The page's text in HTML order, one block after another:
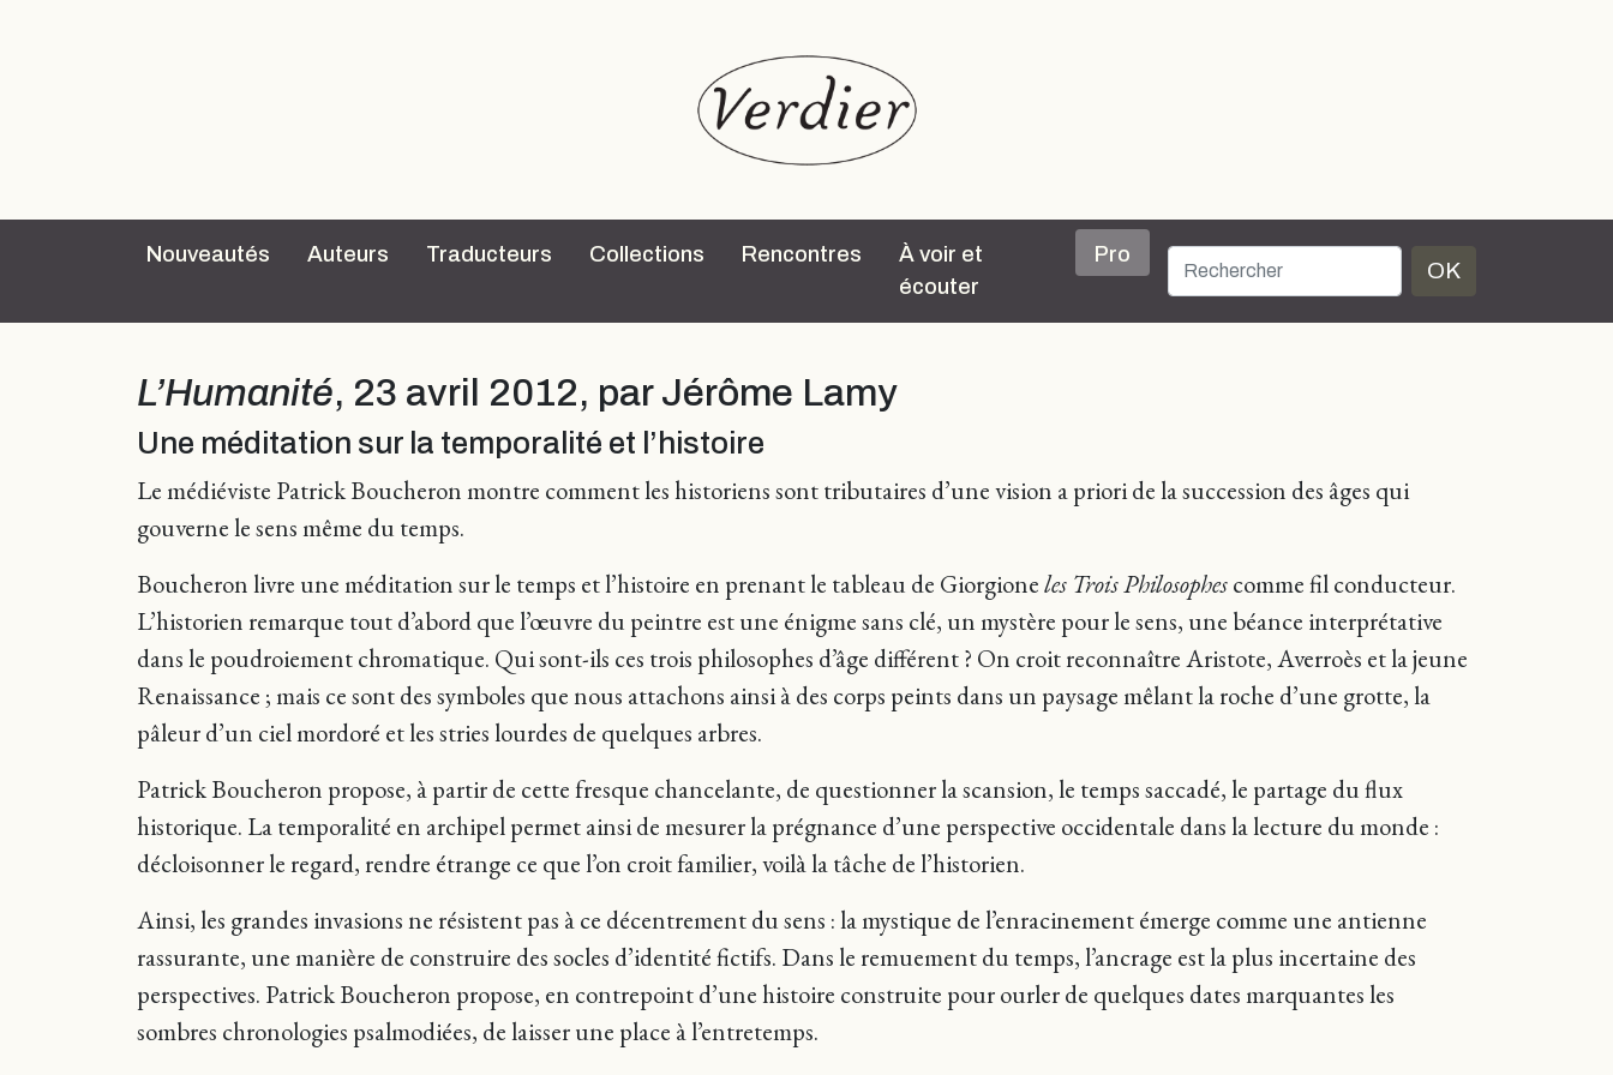
Nouveautés Auteurs Traducteurs Collections Rencontres
À voir et
écouter
Pro
OK
L’Humanité, 23 avril 2012, par Jérôme Lamy
Une méditation sur la temporalité et l’histoire
Le médiéviste Patrick Boucheron montre comment les historiens sont tributaires d’une vision a priori de la succession des âges qui
gouverne le sens même du temps.
Boucheron livre une méditation sur le temps et l’histoire en prenant le tableau de Giorgioneles Trois Philosophescomme fil conducteur.
L’historien remarque tout d’abord que l’œuvre du peintre est une énigme sans clé, un mystère pour le sens, une béance interprétative
dans le poudroiement chromatique. Qui sont-ils ces trois philosophes d’âge différent ? On croit reconnaître Aristote, Averroès et la jeune
Renaissance ; mais ce sont des symboles que nous attachons ainsi à des corps peints dans un paysage mêlant la roche d’une grotte, la
pâleur d’un ciel mordoré et les stries lourdes de quelques arbres.
Patrick Boucheron propose, à partir de cette fresque chancelante, de questionner la scansion, le temps saccadé, le partage du flux
historique. La temporalité en archipel permet ainsi de mesurer la prégnance d’une perspective occidentale dans la lecture du monde :
décloisonner le regard, rendre étrange ce que l’on croit familier, voilà la tâche de l’historien.
Ainsi, les grandes invasions ne résistent pas à ce décentrement du sens : la mystique de l’enracinement émerge comme une antienne
rassurante, une manière de construire des socles d’identité fictifs. Dans le remuement du temps, l’ancrage est la plus incertaine des
perspectives. Patrick Boucheron propose, en contrepoint d’une histoire construite pour ourler de quelques dates marquantes les
sombres chronologies psalmodiées, de laisser une place à l’entretemps.